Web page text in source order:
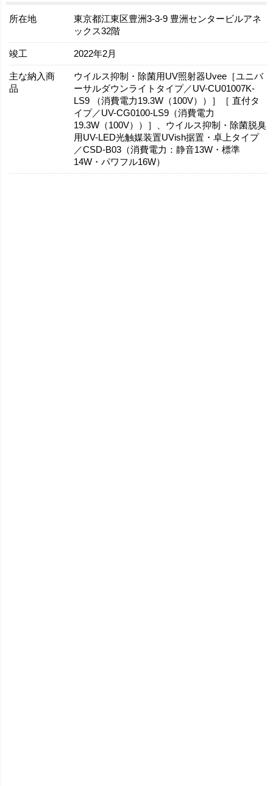
所在地
東京都江東区豊洲3-3-9 豊洲センタービルアネ
ックス32階
竣工 2022年2月
主な納入商
品
ウイルス抑制・除菌用UV照射器Uvee［ユニバ
ーサルダウンライトタイプ／UV-CU01007K-
LS9 （消費電力19.3W（100V））］［ 直付タ
イプ／UV-CG0100-LS9（消費電力
19.3W（100V））］、ウイルス抑制・除菌脱臭
用UV-LED光触媒装置UVish据置・卓上タイプ
／CSD-B03（消費電力：静音13W・標準
14W・パワフル16W）